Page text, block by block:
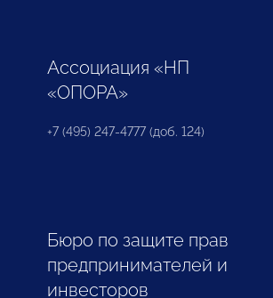
Ассоциация «НП
«ОПОРА»
+7 (495) 247-4777 (доб. 124)
Бюро по защите прав
предпринимателей и
инвесторов